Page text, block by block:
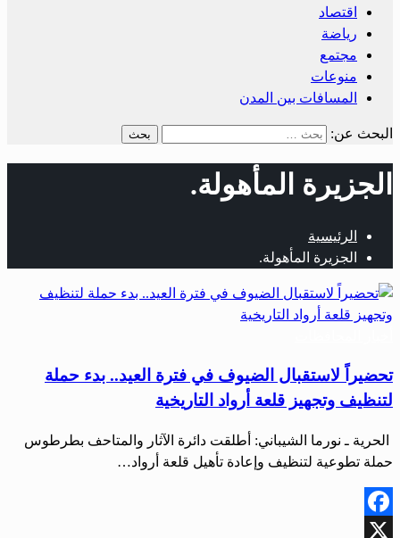
اقتصاد
رياضة
مجتمع
منوعات
المسافات بين المدن
البحث عن:
الجزيرة المأهولة.
الرئيسية
الجزيرة المأهولة.
تحضيراً لاستقبال الضيوف في فترة العيد.. بدء حملة
لتنظيف وتجهيز قلعة أرواد التاريخية
الحرية ـ نورما الشيباني: أطلقت دائرة الآثار والمتاحف بطرطوس
حملة تطوعية لتنظيف وإعادة تأهيل قلعة أرواد…
Facebook